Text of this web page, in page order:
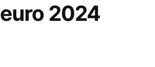
euro 2024